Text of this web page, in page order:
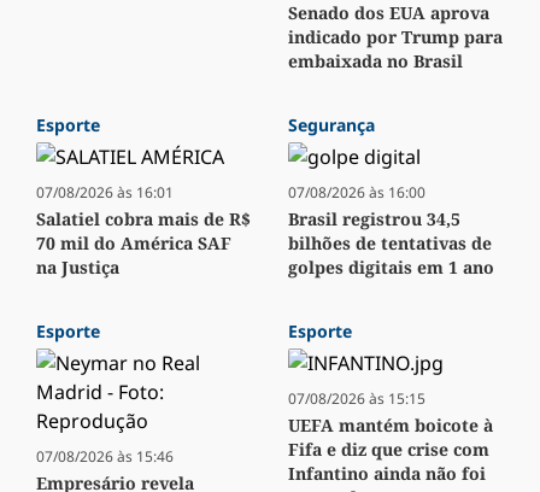
Senado dos EUA aprova
indicado por Trump para
embaixada no Brasil
Esporte
07/08/2026 às 16:01
Salatiel cobra mais de R$
70 mil do América SAF
na Justiça
Segurança
07/08/2026 às 16:00
Brasil registrou 34,5
bilhões de tentativas de
golpes digitais em 1 ano
Esporte
07/08/2026 às 15:46
Empresário revela
Esporte
07/08/2026 às 15:15
UEFA mantém boicote à
Fifa e diz que crise com
Infantino ainda não foi